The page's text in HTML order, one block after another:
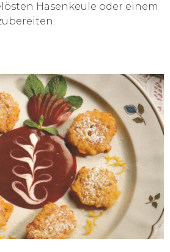
Hasenkeule oder einem